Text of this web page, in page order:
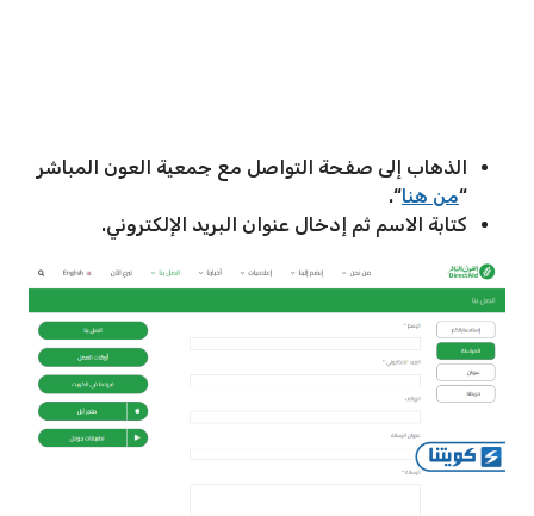
الذهاب إلى صفحة التواصل مع جمعية العون المباشر
“من هنا“.
كتابة الاسم ثم إدخال عنوان البريد الإلكتروني.